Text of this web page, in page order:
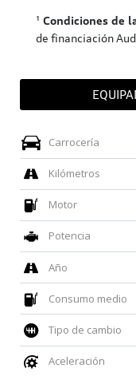
¹ Condiciones de
de financiación
Carrocería
Kilómetros
Motor
Potencia
Año
Consumo medio
Tipo de cambio
Aceleración